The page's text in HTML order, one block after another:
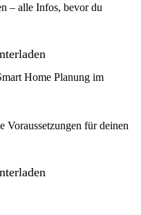
– alle Infos, bevor du
Voraussetzungen für deinen